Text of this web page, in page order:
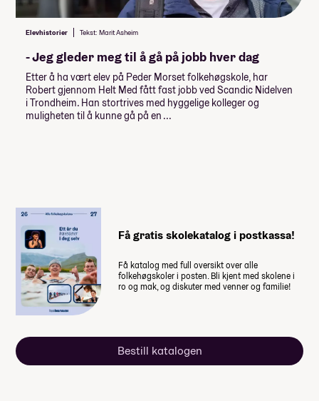
Les mer om priser, lån og stipend
Stortinget i desember, ny beløp for
studiestøtte legges inn etter det.
Summen du må dekke selv
summen betaler du månedsvis gjennom
skoleåret. Nærmere informasjon får du fra
skolen.
Husk at du også trenger penger til
dette
Skoletur (240,-)
Lommepenger.På bloggen
Elevhistorier Tekst: Marit Asheim
- Jeg gleder meg til å gå på jobb hver dag
Etter å ha vært elev på Peder Morset folkehøgskole, har
Robert gjennom Helt Med fått fast jobb ved Scandic Nidelven
i Trondheim. Han stortrives med hyggelige kolleger og
muligheten til å kunne gå på en ...
Få gratis skolekatalog i postkassa!
Få katalog med full oversikt over alle
folkehøgskoler i posten. Bli kjent med skolene i
ro og mak, og diskuter med venner og familie!
Bestill katalogen